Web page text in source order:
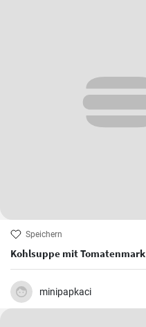
Speichern
Kohlsuppe mit Tomatenmark
minipapkaci